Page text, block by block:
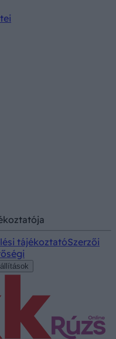
tájékoztatóSzerzői